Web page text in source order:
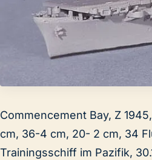
Commencement Bay, Z
cm, 36-4 cm, 20- 2 cm, 34
Trainingsschiff im Pazifik,